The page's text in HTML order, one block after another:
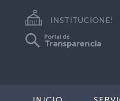
INSTITUCIONES
Portal de
Transparencia